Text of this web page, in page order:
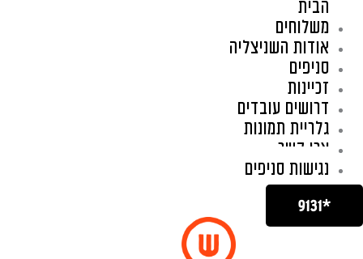
הבית
משלוחים
אודות השניצליה
סניפים
זכיינות
דרושים עובדים
גלריית תמונות
צרו קשר
נגישות סניפים
*9131